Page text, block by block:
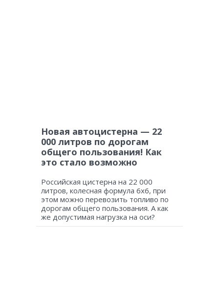
Новая автоцистерна — 22
000 литров по дорогам
общего пользования! Как
это стало возможно
Российская цистерна на 22 000
литров, колесная формула 6х6, при
этом можно перевозить топливо по
дорогам общего пользования. А как
же допустимая нагрузка на оси?